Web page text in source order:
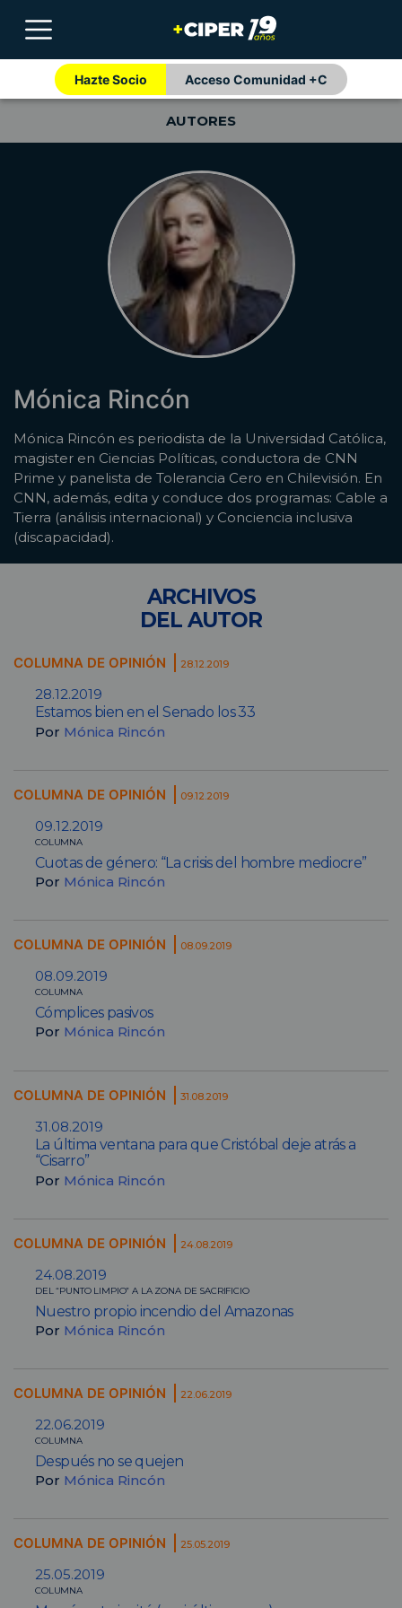
Hazte Socio Acceso Comunidad +C
AUTORES
Mónica Rincón
Mónica Rincón es periodista de la Universidad Católica,
magister en Ciencias Políticas, conductora de CNN
Prime y panelista de Tolerancia Cero en Chilevisión. En
CNN, además, edita y conduce dos programas: Cable a
Tierra (análisis internacional) y Conciencia inclusiva
(discapacidad).
ARCHIVOS
DEL AUTOR
COLUMNA DE OPINIÓN 28.12.2019
28.12.2019
Estamos bien en el Senado los 33
Por Mónica Rincón
COLUMNA DE OPINIÓN 09.12.2019
09.12.2019
COLUMNA
Cuotas de género: “La crisis del hombre mediocre”
Por Mónica Rincón
COLUMNA DE OPINIÓN 08.09.2019
08.09.2019
COLUMNA
Cómplices pasivos
Por Mónica Rincón
COLUMNA DE OPINIÓN 31.08.2019
31.08.2019
La última ventana para que Cristóbal deje atrás a
“Cisarro”
Por Mónica Rincón
COLUMNA DE OPINIÓN 24.08.2019
24.08.2019
DEL “PUNTO LIMPIO” A LA ZONA DE SACRIFICIO
Nuestro propio incendio del Amazonas
Por Mónica Rincón
COLUMNA DE OPINIÓN 22.06.2019
22.06.2019
COLUMNA
Después no se quejen
Por Mónica Rincón
COLUMNA DE OPINIÓN 25.05.2019
25.05.2019
COLUMNA